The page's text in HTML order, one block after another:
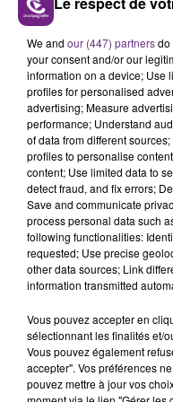
avec les
région.
TITRES
6h52
6h52
We and our (447) partnersdo
your consent and/or our
information on a device; Use
profiles for personalised
advertising; Measure
performance; Understand
of data from different
profiles to personalise
content; Use limited data to
detect fraud, and fix errors;
Save and communicate
process personal data such
following functionalities:
requested; Use precise
other data sources; Link
information transmitted
Vous pouvez accepter en
sélectionnant les finalités et/
Vous pouvez également
accepter". Vos préférences
pouvez mettre à jour vos